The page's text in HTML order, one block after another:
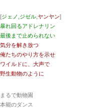
[ジェノ,ジゼル ヤンヤン]
暴れ回るアドレナリン
最後まで止められない
気分を解き放つ
俺たちのやり方を示せ
ワイルドに、大声で
野生動物のように
まるで動物園
本能のダンス